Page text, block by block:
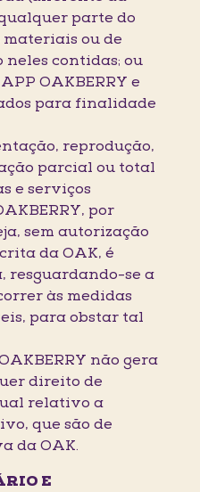
parte do
materiais ou de
contidas; ou
OAKBERRY e
para finalidade
reprodução,
parcial ou total
e serviços
por
sem autorização
da OAK, é
resguardando-se a
às medidas
para obstar tal
não gera
direito de
relativo a
que são de
da OAK.
E